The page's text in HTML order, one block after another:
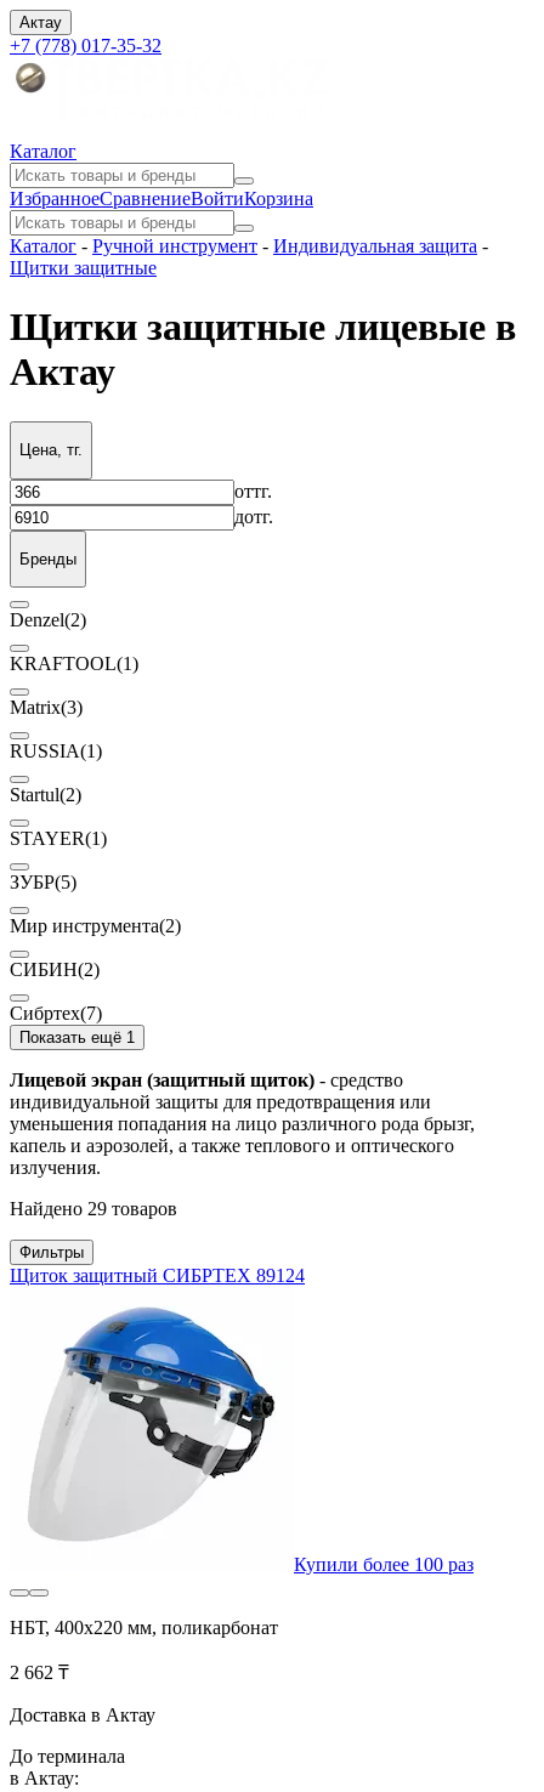
Актау
+7 (778) 017-35-32
Каталог
ИзбранноеСравнениеВойтиКорзина
Каталог - Ручной инструмент - Индивидуальная защита -
Щитки защитные
Щитки защитные лицевые в
Актау
Цена, тг.
оттг.
дотг.
Бренды
Denzel(2)
KRAFTOOL(1)
Matrix(3)
RUSSIA(1)
Startul(2)
STAYER(1)
ЗУБР(5)
Мир инструмента(2)
СИБИН(2)
Сибртех(7)
Показать ещё 1
Лицевой экран (защитный щиток) - средство
индивидуальной защиты для предотвращения или
уменьшения попадания на лицо различного рода брызг,
капель и аэрозолей, а также теплового и оптического
излучения.
Найдено 29 товаров
Фильтры
Щиток защитный СИБРТЕХ 89124
Купили более 100 раз
НБТ, 400х220 мм, поликарбонат
2 662 ₸
Доставка в Актау
До терминала
в Актау: